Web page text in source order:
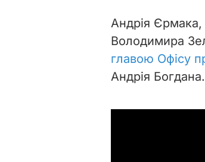
Андрія
Володимира
главою Офісу
Андрія Богдана.